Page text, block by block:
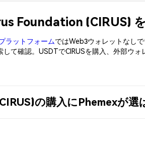
Foundation (CIRUS)
ラットフォームではWeb3ウォレットなし
て確認。USDTでCIRUSを購入、外部ウ
の購入にPhemexが選